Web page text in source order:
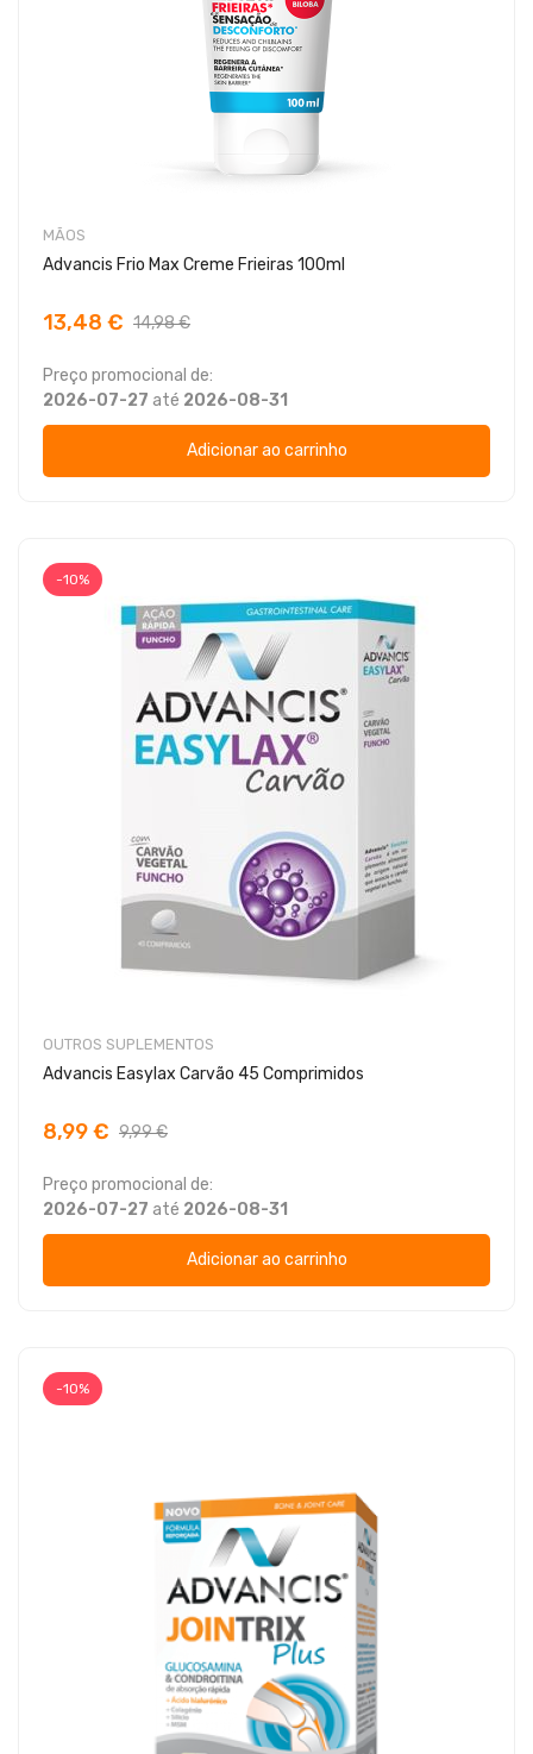
MÃOS
Advancis Frio Max Creme Frieiras 100ml
13,48 € 14,98 €
Preço promocional de:
2026-07-27 até 2026-08-31
Adicionar ao carrinho
-10%
OUTROS SUPLEMENTOS
Advancis Easylax Carvão 45 Comprimidos
8,99 € 9,99 €
Preço promocional de:
2026-07-27 até 2026-08-31
Adicionar ao carrinho
-10%